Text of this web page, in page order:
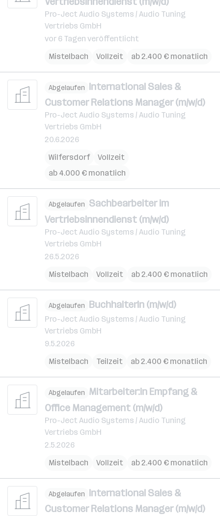
Pro-Ject Audio Systems / Audio Tuning
Vertriebs GmbH
vor 6 Tagen veröffentlicht
Mistelbach
Vollzeit ab 2.400 € monatlich
Abgelaufen International Sales &
Customer Relations Manager (m/w/d)
Pro-Ject Audio Systems / Audio Tuning
Vertriebs GmbH
20.6.2026
Wilfersdorf
Vollzeit
ab 4.000 € monatlich
Abgelaufen Sachbearbeiter im
Vertriebsinnendienst (m/w/d)
Pro-Ject Audio Systems / Audio Tuning
Vertriebs GmbH
26.5.2026
Mistelbach
Vollzeit ab 2.400 € monatlich
Abgelaufen BuchhalterIn (m/w/d)
Pro-Ject Audio Systems / Audio Tuning
Vertriebs GmbH
9.5.2026
Mistelbach
Teilzeit ab 2.400 € monatlich
Abgelaufen Mitarbeiter:in Empfang &
Office Management (m/w/d)
Pro-Ject Audio Systems / Audio Tuning
Vertriebs GmbH
2.5.2026
Mistelbach
Vollzeit ab 2.400 € monatlich
Abgelaufen International Sales &
Customer Relations Manager (m/w/d)